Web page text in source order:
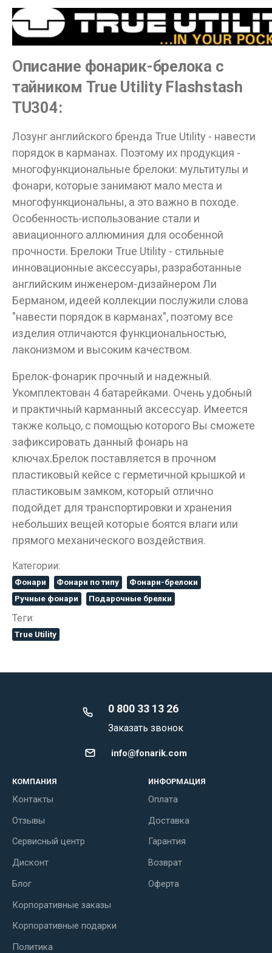
Описание фонарик-брелока с
тайником True Utility Flashstash
TU304:
Лозунг английского бренда True Utility - навести
порядок в карманах. Поэтому их продукция -
многофункциональные брелоки: мультитулы и
фонари, которые занимают мало места и
многофункциональны, а это важно в походе.
Особенность-использование стали и
авиационного аллюминия для особенной
прочности. Брелоки True Utility - стильные
инновационные аксессуары, разработанные
английским инженером-дизайнером Ли
Берманом, идеей коллекции послужили слова
"навести порядок в карманах", поэтому все
изделия отличаются функциональностью,
лаконизмом и высоким качеством.
Брелок-фонарик прочный и надежный.
Укомплектован 4 батарейками. Очень удобный
и практичный карманный аксессуар. Имеется
также кольцо, с помощью которого Вы сможете
зафиксировать данный фонарь на
ключах.Брелок поставляется в прочном
пластиковый кейсе с герметичной крышкой и
пластиковым замком, который отлично
подойдет для транспортировки и хранения
небольших вещей которые боятся влаги или
прямого механического воздействия.
Категории:
Фонари Фонари по типу
Фонари-брелоки
Ручные фонари
Подарочные брелки
Теги:
True Utility
0 800 33 13 26
Заказать звонок
info@fonarik.com
КОМПАНИЯ
Контакты
Отзывы
Сервисный центр
Дисконт
Блог
Корпоративные заказы
Корпоративные подарки
Политика
ИНФОРМАЦИЯ
Оплата
Доставка
Гарантия
Возврат
Оферта
Данные товары продаются лицам,
достигшим 18 лет!
ДА НЕТ